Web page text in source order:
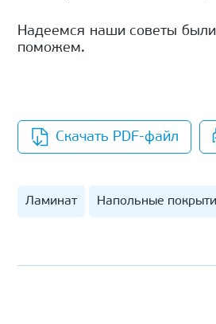
Надеемся наши советы были
поможем.
Скачать PDF-файл
Ламинат Напольные